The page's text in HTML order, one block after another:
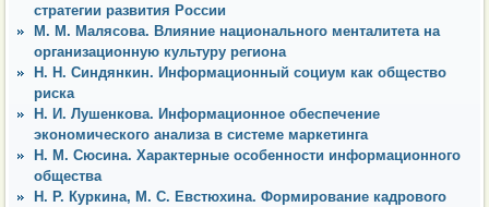
стратегии развития России
М. М. Малясова. Влияние национального менталитета на
организационную культуру региона
Н. Н. Синдянкин. Информационный социум как общество
риска
Н. И. Лушенкова. Информационное обеспечение
экономического анализа в системе маркетинга
Н. М. Сюсина. Характерные особенности информационного
общества
Н. Р. Куркина, М. С. Евстюхина. Формирование кадрового